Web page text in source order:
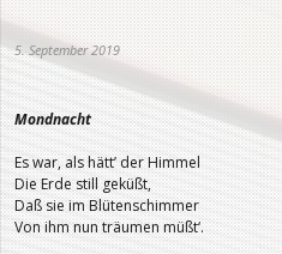
5. September 2019
Mondnacht
Es war, als hätt’ der Himmel
Die Erde still geküßt,
Daß sie im Blütenschimmer
Von ihm nun träumen müßt‘.